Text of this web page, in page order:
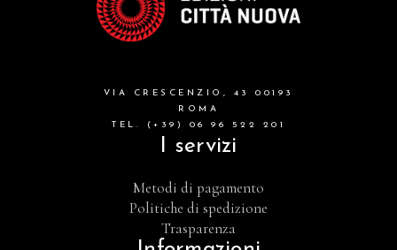
VIA CRESCENZIO, 43 00193
ROMA
TEL. (+39) 06 96 522 201
I servizi
Metodi di pagamento
Politiche di spedizione
Trasparenza